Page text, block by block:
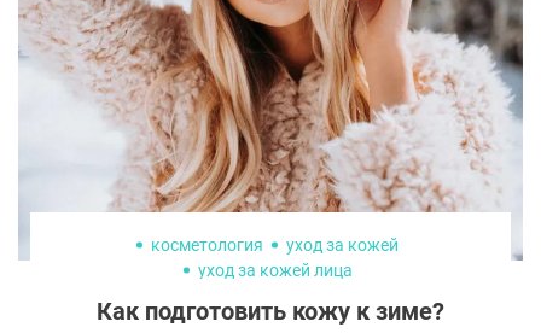
косметология
уход за кожей
уход за кожей лица
Как подготовить кожу к зиме?